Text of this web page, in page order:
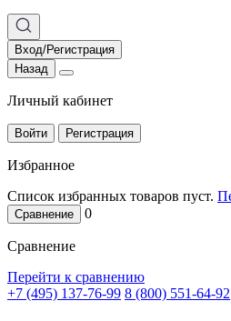
Вход/Регистрация
Назад
Личный кабинет
Войти Регистрация
Избранное
Список избранных товаров пуст.
Сравнение 0
Сравнение
Перейти к сравнению
+7 (495) 137-76-99 8 (800) 551-64-92